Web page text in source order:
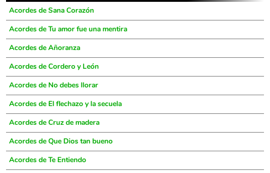
Acordes de Sana Corazón
Acordes de Tu amor fue una mentira
Acordes de Añoranza
Acordes de Cordero y León
Acordes de No debes llorar
Acordes de El flechazo y la secuela
Acordes de Cruz de madera
Acordes de Que Dios tan bueno
Acordes de Te Entiendo